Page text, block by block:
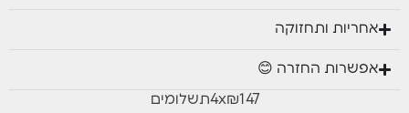
אחריות ותחזוקה
אפשרות החזרה 😊
₪147
x
4תשלומים